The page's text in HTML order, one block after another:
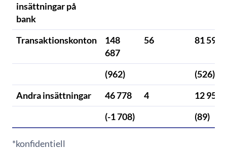
insättningar på
bank
Transaktionskonton
148
687
56 81 597
(962)
(526)
Andra insättningar
46 778 4
12 953
(-1 708)
(89)
*konfidentiell